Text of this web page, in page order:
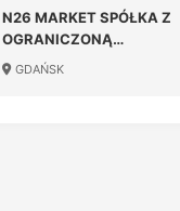
N26 MARKET SPÓŁKA Z
OGRANICZONĄ
ODPOWIEDZIALNOŚCIĄ W
GDAŃSK